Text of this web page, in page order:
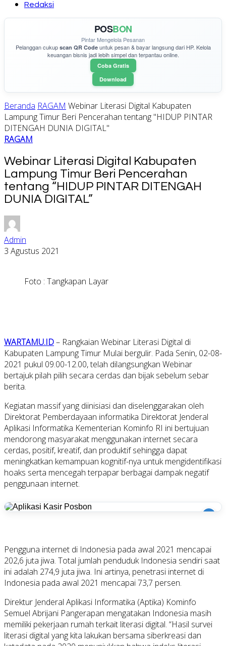
Redaksi
POSBON
Pintar Mengelola Pesanan
Pelanggan cukup scan QR Codeuntuk pesan & bayar langsung dari HP. Kelola
keuangan bisnis jadi lebih simpel dan terpantau online.
Coba Gratis
Download
Beranda RAGAM Webinar Literasi Digital Kabupaten
Lampung Timur Beri Pencerahan tentang "HIDUP PINTAR
DITENGAH DUNIA DIGITAL"
RAGAM
Webinar Literasi Digital Kabupaten
Lampung Timur Beri Pencerahan
tentang “HIDUP PINTAR DITENGAH
DUNIA DIGITAL”
Admin
3 Agustus 2021
Foto : Tangkapan Layar
WARTAMU.ID– Rangkaian Webinar Literasi Digital di
Kabupaten Lampung Timur Mulai bergulir. Pada Senin, 02-08-
2021 pukul 09.00-12.00, telah dilangsungkan Webinar
bertajuk pilah pilih secara cerdas dan bijak sebelum sebar
berita.
Kegiatan massif yang diinisiasi dan diselenggarakan oleh
Direktorat Pemberdayaan informatika Direktorat Jenderal
Aplikasi Informatika Kementerian Kominfo RI ini bertujuan
mendorong masyarakat menggunakan internet secara
cerdas, positif, kreatif, dan produktif sehingga dapat
meningkatkan kemampuan kognitif-nya untuk mengidentifikasi
hoaks serta mencegah terpapar berbagai dampak negatif
penggunaan internet.
i
Pengguna internet di Indonesia pada awal 2021 mencapai
202,6 juta jiwa. Total jumlah penduduk Indonesia sendiri saat
ini adalah 274,9 juta jiwa. Ini artinya, penetrasi internet di
Indonesia pada awal 2021 mencapai 73,7 persen.
Direktur Jenderal Aplikasi Informatika (Aptika) Kominfo
Semuel Abrijani Pangerapan mengatakan Indonesia masih
memiliki pekerjaan rumah terkait literasi digital. “Hasil survei
literasi digital yang kita lakukan bersama siberkreasi dan